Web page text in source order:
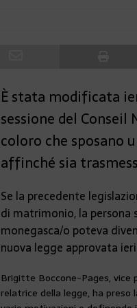
È stata modificata
sessione del
coloro che sposano
affinché sia
Se la precedente
di matrimonio, la persona
monegasca/o poteva
nuova legge approvata
Brigitte Boccone-Pages, vice
relatrice della legge, ha preso